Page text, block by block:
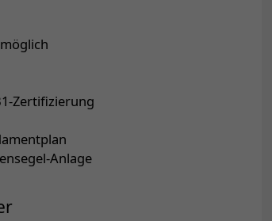
Zertifizierung
Anlage